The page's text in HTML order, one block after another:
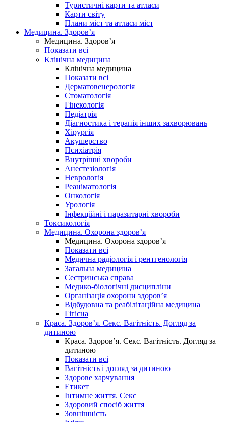
Туристичні карти та атласи
Карти світу
Плани міст та атласи міст
Медицина. Здоров’я
Медицина. Здоров’я
Показати всі
Клінічна медицина
Клінічна медицина
Показати всі
Дерматовенерологія
Стоматологія
Гінекологія
Педіатрія
Діагностика і терапія інших захворювань
Хірургія
Акушерство
Психіатрія
Внутрішні хвороби
Анестезіологія
Неврологія
Реаніматологія
Онкологія
Урологія
Інфекційні і паразитарні хвороби
Токсикологія
Медицина. Охорона здоров’я
Медицина. Охорона здоров’я
Показати всі
Медична радіологія і рентгенологія
Загальна медицина
Сестринська справа
Медико-біологічні дисципліни
Організація охорони здоров’я
Відбудовна та реабілітаційна медицина
Гігієна
Краса. Здоров’я. Секс. Вагітність. Догляд за
дитиною
Краса. Здоров’я. Секс. Вагітність. Догляд за
дитиною
Показати всі
Вагітність і догляд за дитиною
Здорове харчування
Етикет
Інтимне життя. Секс
Здоровий спосіб життя
Зовнішність